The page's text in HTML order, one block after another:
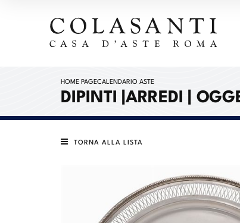
HOME PAGECALENDARIO ASTE
DIPINTI |ARREDI |
TORNA ALLA LISTA